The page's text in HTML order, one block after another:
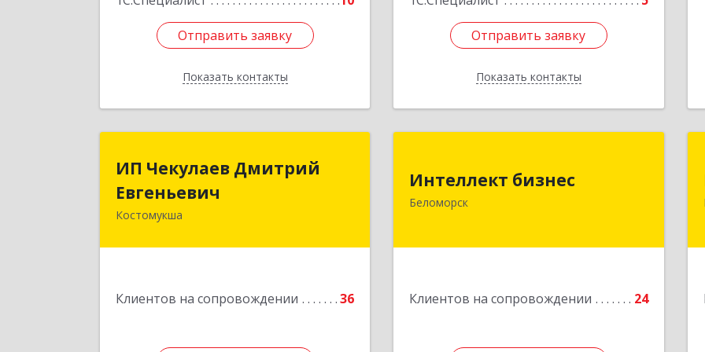
Отправить заявку
Показать контакты
Отправить заявку
Назад
Отправить заявку
Показать контакты
Отправить заявку
Назад
ИП Чекулаев Дмитрий
Евгеньевич
Костомукша
Клиентов на сопровождении 36
ИП Чекулаев Дмитрий
Евгеньевич
Интеллект бизнес
Беломорск
Клиентов на сопровождении 24